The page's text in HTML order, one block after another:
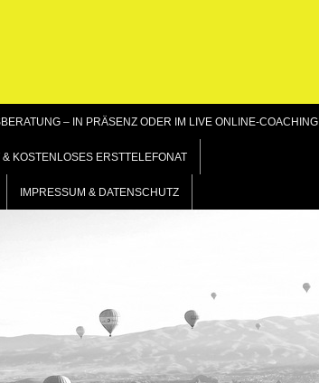
– IN PRÄSENZ ODER IM LIVE ONLINE-COACHING
& KOSTENLOSES ERSTTELEFONAT
IMPRESSUM & DATENSCHUTZ